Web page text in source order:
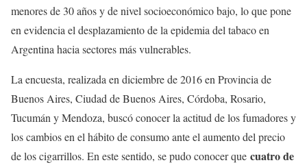
menores de 30 años y de nivel socioeconómico bajo, lo que pone
en evidencia el desplazamiento de la epidemia del tabaco en
Argentina hacia sectores más vulnerables.
La encuesta, realizada en diciembre de 2016 en Provincia de
Buenos Aires, Ciudad de Buenos Aires, Córdoba, Rosario,
Tucumán y Mendoza, buscó conocer la actitud de los fumadores y
los cambios en el hábito de consumo ante el aumento del precio
de los cigarrillos. En este sentido, se pudo conocer que cuatro de